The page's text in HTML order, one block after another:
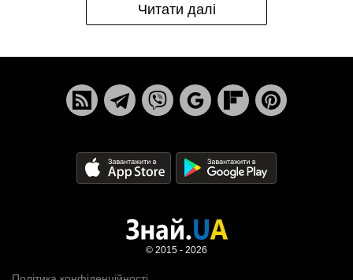
Читати далі
© 2015 - 2026